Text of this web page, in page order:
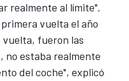
realmente al límite".
vuelta el año
vuelta, fueron las
no estaba realmente
del coche", explicó